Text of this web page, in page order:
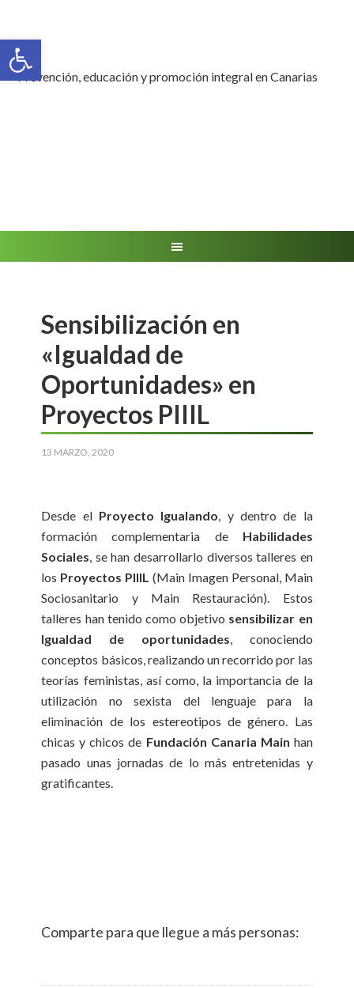
Abrir barra de herramientas
Prevención, educación y promoción integral en Canarias
Sensibilización en
«Igualdad de
Oportunidades» en
Proyectos PIIIL
13 MARZO, 2020
Desde el Proyecto Igualando, y dentro de la
formación complementaria de Habilidades
Sociales, se han desarrollarlo diversos talleres en
los Proyectos PIIIL (Main Imagen Personal, Main
Sociosanitario y Main Restauración). Estos
talleres han tenido como objetivo sensibilizar en
Igualdad de oportunidades, conociendo
conceptos básicos, realizando un recorrido por las
teorías feministas, así como, la importancia de la
utilización no sexista del lenguaje para la
eliminación de los estereotipos de género. Las
chicas y chicos de Fundación Canaria Main han
pasado unas jornadas de lo más entretenidas y
gratificantes.
Comparte para que llegue a más personas: